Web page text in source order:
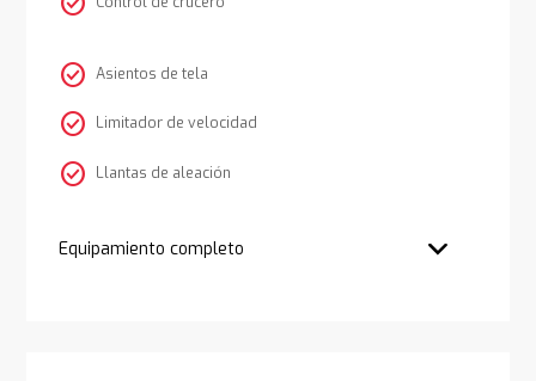
check_circle Asientos de tela
check_circle Limitador de velocidad
check_circle Llantas de aleación
Equipamiento completo